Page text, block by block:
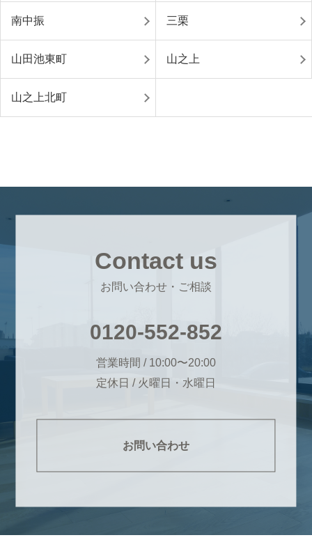
南中振 三栗
山田池東町 山之上
山之上北町
Contact us
お問い合わせ・ご相談
0120-552-852
営業時間 / 10:00〜20:00
定休日 / 火曜日・水曜日
お問い合わせ